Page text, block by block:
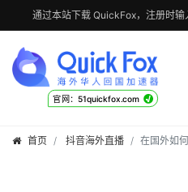
通过本站下载 QuickFox，注册时输
官网：51quickfox.com √
首页 抖音海外直播 在国外如